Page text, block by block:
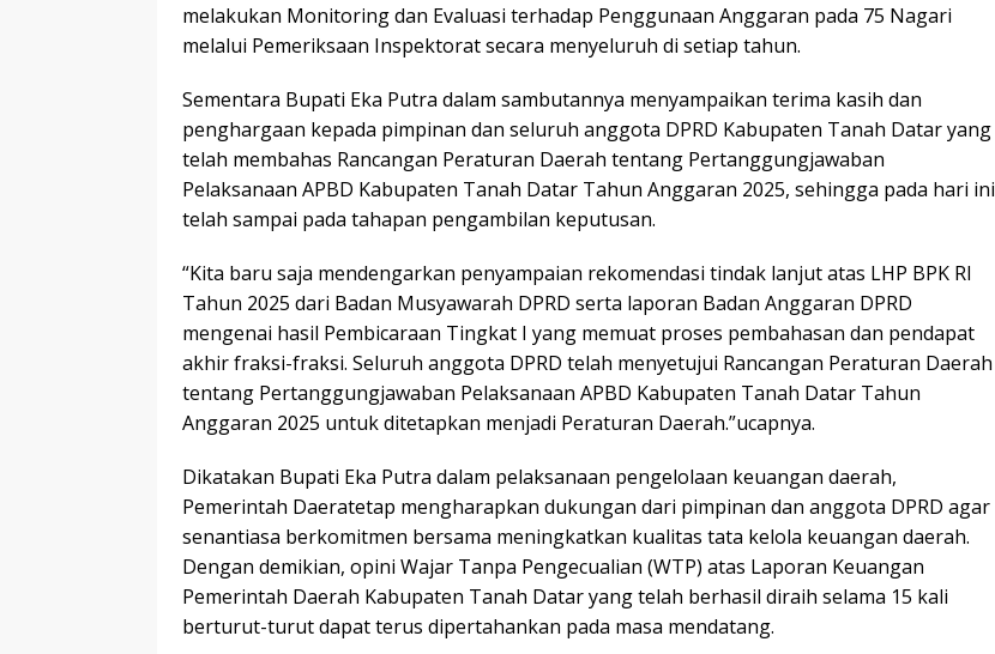
melakukan Monitoring dan Evaluasi terhadap Penggunaan Anggaran pada 75 Nagari
melalui Pemeriksaan Inspektorat secara menyeluruh di setiap tahun.
Sementara Bupati Eka Putra dalam sambutannya menyampaikan terima kasih dan
penghargaan kepada pimpinan dan seluruh anggota DPRD Kabupaten Tanah Datar yang
telah membahas Rancangan Peraturan Daerah tentang Pertanggungjawaban
Pelaksanaan APBD Kabupaten Tanah Datar Tahun Anggaran 2025, sehingga pada hari ini
telah sampai pada tahapan pengambilan keputusan.
“Kita baru saja mendengarkan penyampaian rekomendasi tindak lanjut atas LHP BPK RI
Tahun 2025 dari Badan Musyawarah DPRD serta laporan Badan Anggaran DPRD
mengenai hasil Pembicaraan Tingkat I yang memuat proses pembahasan dan pendapat
akhir fraksi-fraksi. Seluruh anggota DPRD telah menyetujui Rancangan Peraturan Daerah
tentang Pertanggungjawaban Pelaksanaan APBD Kabupaten Tanah Datar Tahun
Anggaran 2025 untuk ditetapkan menjadi Peraturan Daerah.”ucapnya.
Dikatakan Bupati Eka Putra dalam pelaksanaan pengelolaan keuangan daerah,
Pemerintah Daeratetap mengharapkan dukungan dari pimpinan dan anggota DPRD agar
senantiasa berkomitmen bersama meningkatkan kualitas tata kelola keuangan daerah.
Dengan demikian, opini Wajar Tanpa Pengecualian (WTP) atas Laporan Keuangan
Pemerintah Daerah Kabupaten Tanah Datar yang telah berhasil diraih selama 15 kali
berturut-turut dapat terus dipertahankan pada masa mendatang.